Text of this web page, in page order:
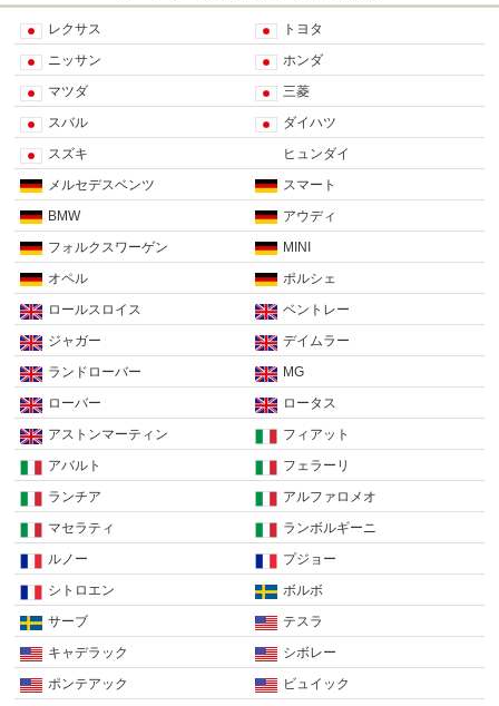
レクサス
トヨタ
ニッサン
ホンダ
マツダ
三菱
スバル
ダイハツ
スズキ
ヒュンダイ
メルセデスベンツ
スマート
BMW
アウディ
フォルクスワーゲン
MINI
オペル
ポルシェ
ロールスロイス
ベントレー
ジャガー
デイムラー
ランドローバー
MG
ローバー
ロータス
アストンマーティン
フィアット
アバルト
フェラーリ
ランチア
アルファロメオ
マセラティ
ランボルギーニ
ルノー
プジョー
シトロエン
ボルボ
サーブ
テスラ
キャデラック
シボレー
ポンテアック
ビュイック